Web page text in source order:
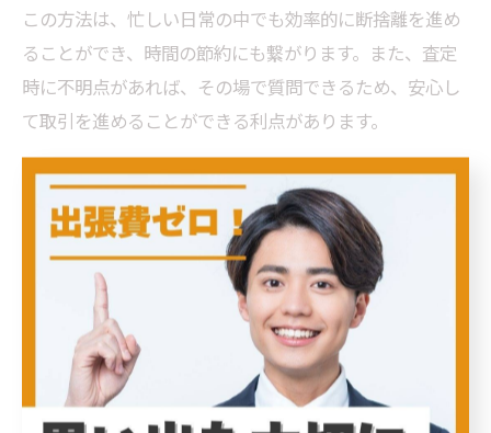
この方法は、忙しい日常の中でも効率的に断捨離を進め
ることができ、時間の節約にも繋がります。また、査定
時に不明点があれば、その場で質問できるため、安心し
て取引を進めることができる利点があります。
東京都の出張買取でノーブランド
品を売る際に知っておきたいポイ
出張買取の流れを理解してノーブランド品を上手に売
る方法